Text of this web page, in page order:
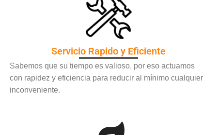
Servicio Rapido y Eficiente
Sabemos que su tiempo es valioso, por eso actuamos
con rapidez y eficiencia para reducir al mínimo cualquier
inconveniente.